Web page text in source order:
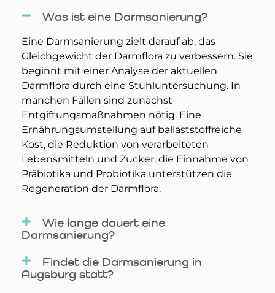
Was ist eine Darmsanierung?
Eine Darmsanierung zielt darauf ab, das
Gleichgewicht der Darmflora zu verbessern. Sie
beginnt mit einer Analyse der aktuellen
Darmflora durch eine Stuhluntersuchung. In
manchen Fällen sind zunächst
Entgiftungsmaßnahmen nötig. Eine
Ernährungsumstellung auf ballaststoffreiche
Kost, die Reduktion von verarbeiteten
Lebensmitteln und Zucker, die Einnahme von
Präbiotika und Probiotika unterstützen die
Regeneration der Darmflora.
Wie lange dauert eine
Darmsanierung?
Findet die Darmsanierung in
Augsburg statt?